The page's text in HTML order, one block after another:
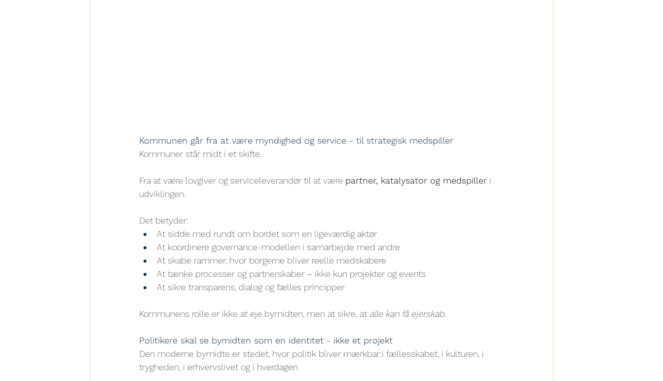
Kommunen går fra at være myndighed og service - til strategisk medspiller
Kommuner står midt i et skifte.
Fra at være lovgiver og serviceleverandør til at være partner, katalysator og medspiller i
udviklingen.
Det betyder:
At sidde med rundt om bordet som en ligeværdig aktør
At koordinere governance-modellen i samarbejde med andre
At skabe rammer, hvor borgerne bliver reelle medskabere
At tænke processer og partnerskaber – ikke kun projekter og events
At sikre transparens, dialog og fælles principper
Kommunens rolle er ikke at eje bymidten, men at sikre, at alle kan få ejerskab.
Politikere skal se bymidten som en identitet - ikke et projekt
Den moderne bymidte er stedet, hvor politik bliver mærkbar:i fællesskabet, i kulturen, i
trygheden, i erhvervslivet og i hverdagen.